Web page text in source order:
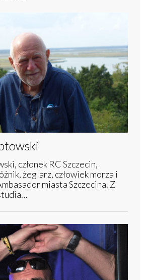
członek RC Szczecin,
żeglarz, człowiek morza i
miasta Szczecina. Z